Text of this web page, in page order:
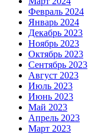
Февраль 2024
Январь 2024
Декабрь 2023
Ноябрь 2023
Октябрь 2023
Сентябрь 2023
Август 2023
Июль 2023
Июнь 2023
Май 2023
Апрель 2023
Март 2023